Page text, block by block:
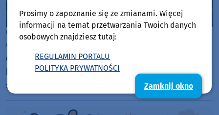
Chojnice
czwartek, 6 sierpnia 2026, 14:17
Co dalej z opłatami pobranymi na cmentarzu
komunalnym? Zdaniem burmistrza zainteresowani
sami muszą się zwrócić do administratora
Prosimy o zapoznanie się ze zmianami. Więcej
informacji na temat przetwarzania Twoich danych
osobowych znajdziesz tutaj:
REGULAMIN PORTALU
POLITYKA PRYWATNOŚCI
Zamknij okno